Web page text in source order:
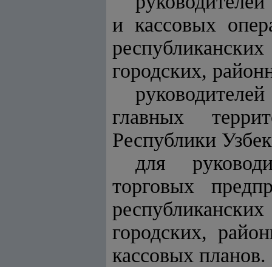
и кассовых
городских,
главных
Республики
для
торговых
городских,
кассовых планов.